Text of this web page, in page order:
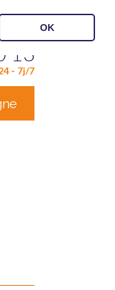
OK
13
- 7j/7